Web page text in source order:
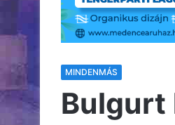
MINDENMÁS
Bulgurt